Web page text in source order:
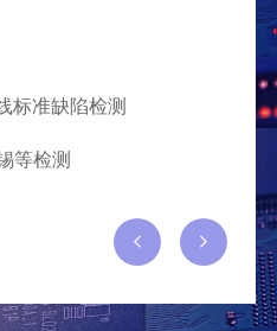
标准缺陷检测
等检测
珠